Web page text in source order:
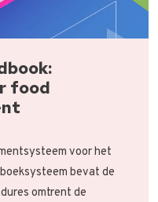
food
voor het
bevat de
omtrent de